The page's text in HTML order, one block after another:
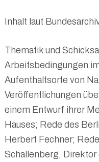
Inhalt laut
Thematik und
Arbeitsbedingungen
Aufenthaltsorte von
Veröffentlichungen
einem Entwurf ihrer
Hauses; Rede des
Herbert Fechner;
Schallenberg, Direktor